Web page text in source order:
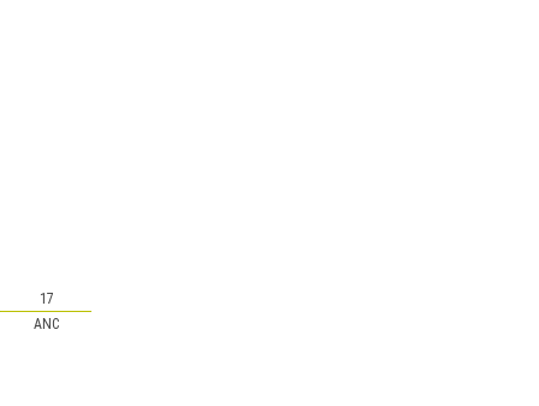
ANC
17